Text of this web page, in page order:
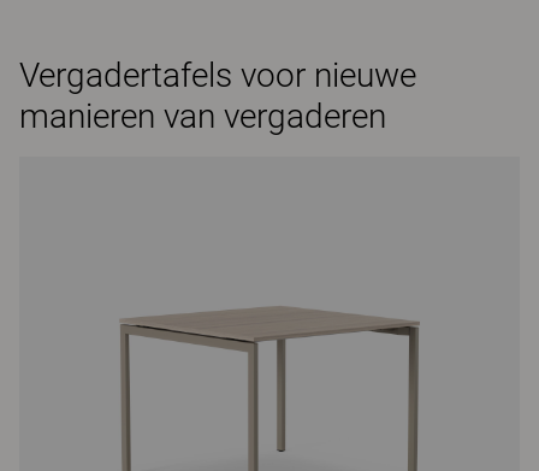
Vergadertafels voor nieuwe
manieren van vergaderen